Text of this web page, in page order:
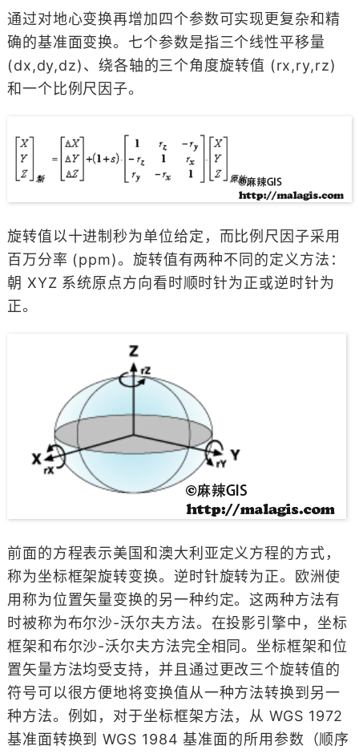
通过对地心变换再增加四个参数可实现更复杂和精
确的基准面变换。七个参数是指三个线性平移量
(dx,dy,dz)、绕各轴的三个角度旋转值 (rx,ry,rz)
和一个比例尺因子。
旋转值以十进制秒为单位给定，而比例尺因子采用
百万分率 (ppm)。旋转值有两种不同的定义方法：
朝 XYZ 系统原点方向看时顺时针为正或逆时针为
正。
前面的方程表示美国和澳大利亚定义方程的方式，
称为坐标框架旋转变换。逆时针旋转为正。欧洲使
用称为位置矢量变换的另一种约定。这两种方法有
时被称为布尔沙-沃尔夫方法。在投影引擎中，坐标
框架和布尔沙-沃尔夫方法完全相同。坐标框架和位
置矢量方法均受支持，并且通过更改三个旋转值的
符号可以很方便地将变换值从一种方法转换到另一
种方法。例如，对于坐标框架方法，从 WGS 1972
基准面转换到 WGS 1984 基准面的所用参数（顺序